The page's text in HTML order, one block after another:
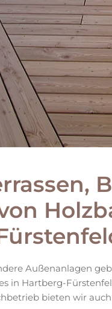
Außenanlagen
in Hartberg-
bieten wir